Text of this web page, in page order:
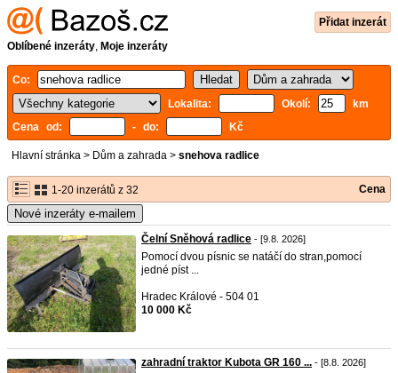
Přidat inzerát
Oblíbené inzeráty, Moje inzeráty
Co:
Lokalita:
Okolí:
km
Cena od:
- do: Kč
Hlavní stránka > Dům a zahrada > snehova radlice
1-20 inzerátů z 32 Cena
Nové inzeráty e-mailem
Čelní Sněhová radlice - [9.8. 2026]
Pomocí dvou písnic se natáčí do stran,pomocí
jedné píst ...
Hradec Králové - 504 01
10 000 Kč
zahradní traktor Kubota GR 160 ... - [8.8. 2026]